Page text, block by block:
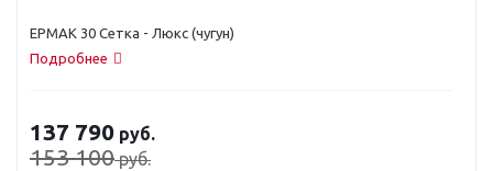
ЕРМАК 30 Сетка - Люкс (чугун)
Подробнее
137 790 руб.
153 100руб.